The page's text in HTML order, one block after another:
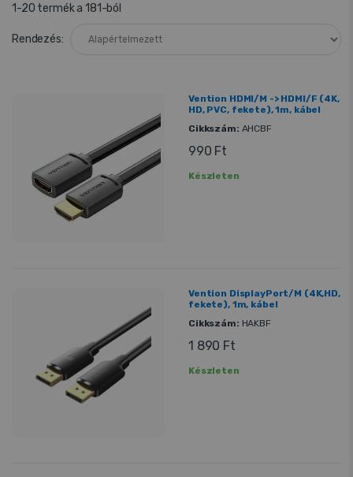
1-20 termék a 181-ból
Rendezés:
Vention HDMI/M -> HDMI/F (4K,
HD, PVC, fekete), 1m, kábel
Cikkszám: AHCBF
990 Ft
Készleten
Vention DisplayPort/M (4K,HD,
fekete), 1m, kábel
Cikkszám: HAKBF
1 890 Ft
Készleten